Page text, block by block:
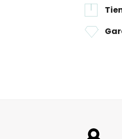
cocina.
Los
zona
fuentes
material
a50€
Envío